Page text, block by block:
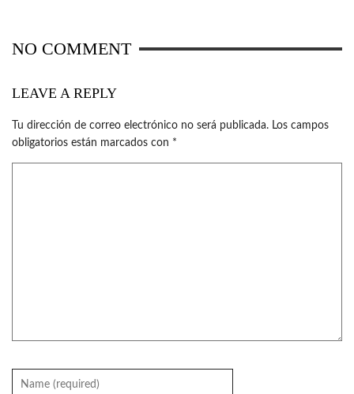
NO COMMENT
LEAVE A REPLY
Tu dirección de correo electrónico no será publicada. Los campos
obligatorios están marcados con *